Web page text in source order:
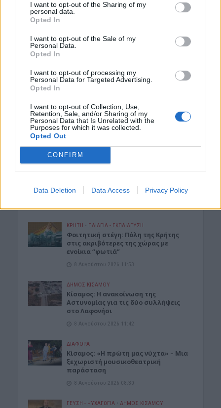
I want to opt-out of the Sharing of my
personal data.
Opted In
I want to opt-out of the Sale of my
Personal Data.
Opted In
I want to opt-out of processing my
Personal Data for Targeted Advertising.
Opted In
I want to opt-out of Collection, Use,
Retention, Sale, and/or Sharing of my
Personal Data that Is Unrelated with the
Purposes for which it was collected.
Opted Out
CONFIRM
Data Deletion Data Access Privacy Policy
Ανώτερης Επαγγελματικής
Κατάρτισης – Οι ειδικότητες
ΓΕΎΣΗ - ΨΥΧΑΓΩΓΊΑ
του
ΓΕΎΣΗ - ΨΥΧΑΓΩΓΊΑ • ΔΉΜΟΣ ΚΙΣΆΜΟΥ
Kίσαμος: Κρητικό γλέντι με τον
Αντώνη Μαρτσάκη και το συγκρότημά
8 Αυγούστου 2026 13:59
ΚΡΗΤΗ • ΝΕΟΙ ΟΡΙΖΟΝΤΕΣ
ασθενείς
ΚΡΗΤΗ • ΠΑΙΔΕΙΑ - ΕΚΠΑΙΔΕΥΣΗ
Φοιτητική στέγη: Πόλη της Κρήτης
στις ακριβότερες της χώρας με
ενοίκια “φωτιά”
8 Αυγούστου 2026 11:53
ΔΉΜΟΣ ΚΙΣΆΜΟΥ
Κίσαμος: Η ανακοίνωση της
Αστυνομίας για τις δύο συλλήψεις
στο Λαφονήσι
8 Αυγούστου 2026 11:42
ΔΙΆΦΟΡΑ
Κίσαμος: «Η πρώτη μας νύχτα» – Μια
ξεχωριστή μουσικοθεατρική
παράσταση
8 Αυγούστου 2026 08:30
ΓΕΎΣΗ - ΨΥΧΑΓΩΓΊΑ • ΔΉΜΟΣ ΚΙΣΆΜΟΥ